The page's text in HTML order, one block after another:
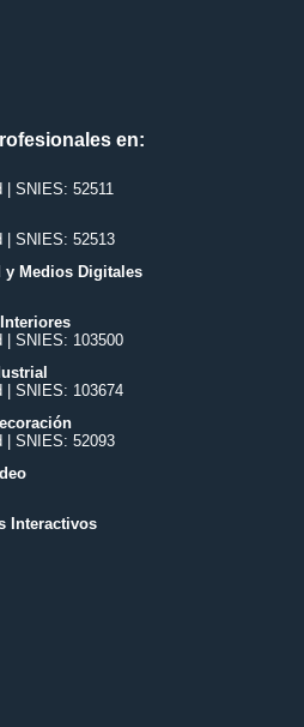
en:
SNIES: 52511
| SNIES: 52513
Medios Digitales
| SNIES: 103500
| SNIES: 103674
| SNIES: 52093
Interactivos